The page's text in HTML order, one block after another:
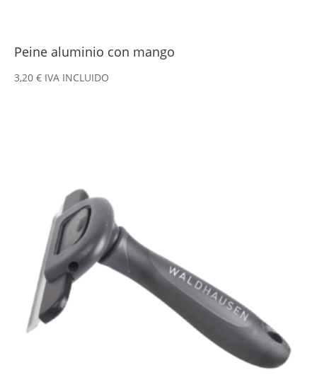
Peine aluminio con mango
3,20 € IVA INCLUIDO